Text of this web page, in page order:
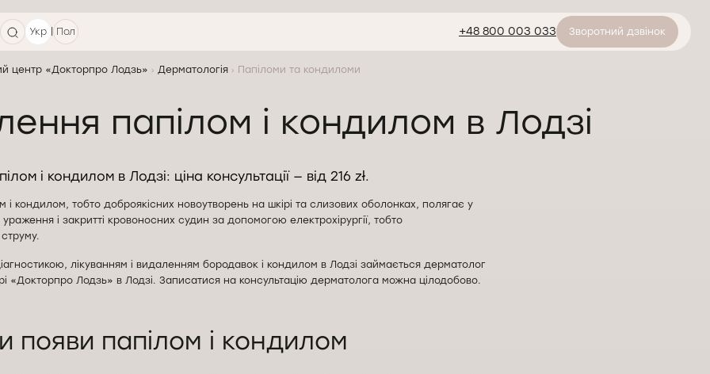
Укр | Пол +48 800 003 033 Зворотний дзвінок
центр «Докторпро Лодзь» Дерматологія Папіломи та кондиломи
папілом і кондилом в Лодзі
і кондилом в Лодзі: ціна консультації — від 216 zł.
і кондилом, тобто доброякісних новоутворень на шкірі та слизових оболонках, полягає у
і закритті кровоносних судин за допомогою електрохірургії, тобто
лікуванням і видаленням бородавок і кондилом в Лодзі займається дерматолог
«Докторпро Лодзь» в Лодзі. Записатися на консультацію дерматолога можна цілодобово.
появи папілом і кондилом